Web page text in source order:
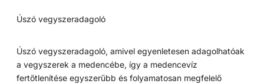
Úszó vegyszeradagoló
Úszó vegyszeradagoló, amivel egyenletesen adagolhatóak
a vegyszerek a medencébe, így a medencevíz
fertőtlenítése egyszerűbb és folyamatosan megfelelő